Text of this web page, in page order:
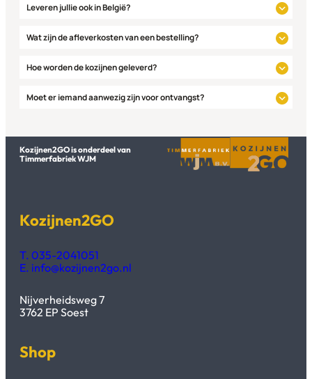
Leveren jullie ook in België?
Wat zijn de afleverkosten van een bestelling?
Hoe worden de kozijnen geleverd?
Moet er iemand aanwezig zijn voor ontvangst?
Kozijnen2GO is onderdeel van
Timmerfabriek WJM
Kozijnen2GO
T. 035-2041051
E. info@kozijnen2go.nl
Nijverheidsweg 7
3762 EP Soest
Shop